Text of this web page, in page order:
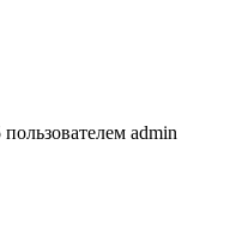
admin